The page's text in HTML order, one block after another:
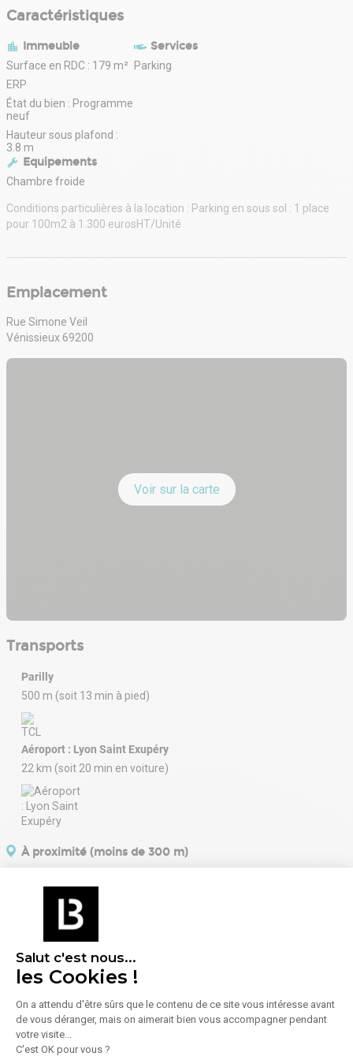
Salut c'est nous...
les Cookies !
On a attendu d'être sûrs que le contenu de ce site vous intéresse avant
de vous déranger, mais on aimerait bien vous accompagner pendant
votre visite...
C'est OK pour vous ?
Caractéristiques
Immeuble
Surface en RDC : 179 m²
ERP
État du bien : Programme
neuf
Hauteur sous plafond :
3.8 m
Services
Parking
Equipements
Chambre froide
Conditions particulières à la location : Parking en sous sol : 1 place
pour 100m2 à 1.300 eurosHT/Unité
Emplacement
Rue Simone Veil
Vénissieux 69200
Voir sur la carte
Transports
Parilly
500 m (soit 13 min à pied)
Aéroport : Lyon Saint Exupéry
22 km (soit 20 min en voiture)
À proximité (moins de 300 m)
1 Salle de sport /
Fitness
En savoir plus sur le quartier